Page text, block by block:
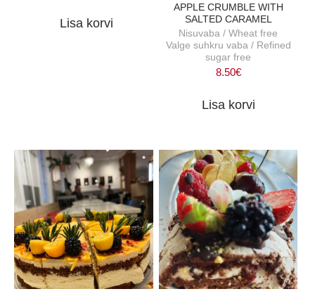
Lisa korvi
APPLE CRUMBLE WITH
SALTED CARAMEL
Nisuvaba / Wheat free
Valge suhkru vaba / Refined
sugar free
8.50€
Lisa korvi